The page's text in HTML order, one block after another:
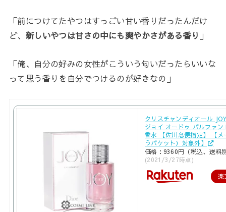
「前につけてたやつはすっごい甘い香りだったんだけ
ど、 新しいやつは甘さの中にも爽やかさがある香り 」
「俺、自分の好みの女性がこういう匂いだったらいいな
って思う香りを自分でつけるのが好きなの」
クリスチャンディオール
ジョイ オードゥ パルファ
香水 【佐川急便指定】 【メ
うパケット）対象外】
価格：9360円（税込、送料
(2021/3/27時点)
楽